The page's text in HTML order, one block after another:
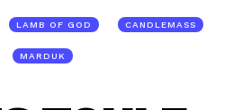
LAMB OF GOD CANDLEMASS
MARDUK